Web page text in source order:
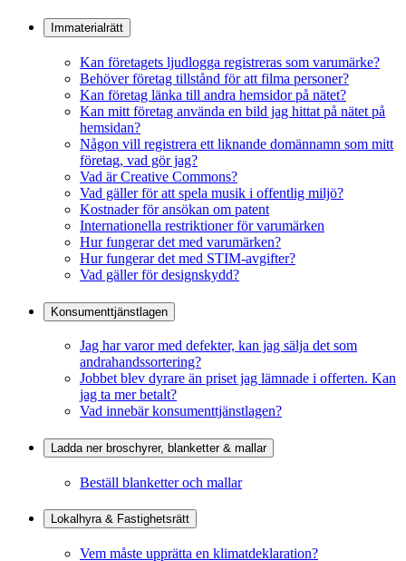
Immaterialrätt
Kan företagets ljudlogga registreras som varumärke?
Behöver företag tillstånd för att filma personer?
Kan företag länka till andra hemsidor på nätet?
Kan mitt företag använda en bild jag hittat på nätet på
hemsidan?
Någon vill registrera ett liknande domännamn som mitt
företag, vad gör jag?
Vad är Creative Commons?
Vad gäller för att spela musik i offentlig miljö?
Kostnader för ansökan om patent
Internationella restriktioner för varumärken
Hur fungerar det med varumärken?
Hur fungerar det med STIM-avgifter?
Vad gäller för designskydd?
Konsumenttjänstlagen
Jag har varor med defekter, kan jag sälja det som
andrahandssortering?
Jobbet blev dyrare än priset jag lämnade i offerten. Kan
jag ta mer betalt?
Vad innebär konsumenttjänstlagen?
Ladda ner broschyrer, blanketter & mallar
Beställ blanketter och mallar
Lokalhyra & Fastighetsrätt
Vem måste upprätta en klimatdeklaration?